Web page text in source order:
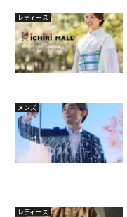
レディース
メンズ
レディース